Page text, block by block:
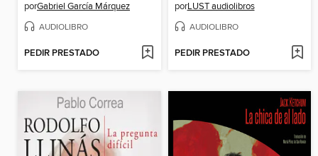
porGabriel García Márquez
AUDIOLIBRO
PEDIR PRESTADO
porLUST audiolibros
AUDIOLIBRO
PEDIR PRESTADO